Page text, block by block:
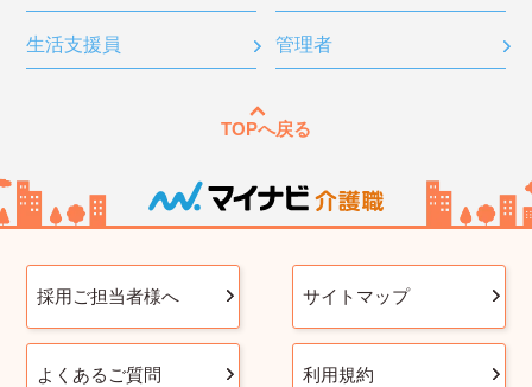
生活支援員 管理者
TOPへ戻る
採用ご担当者様へ サイトマップ
よくあるご質問 利用規約